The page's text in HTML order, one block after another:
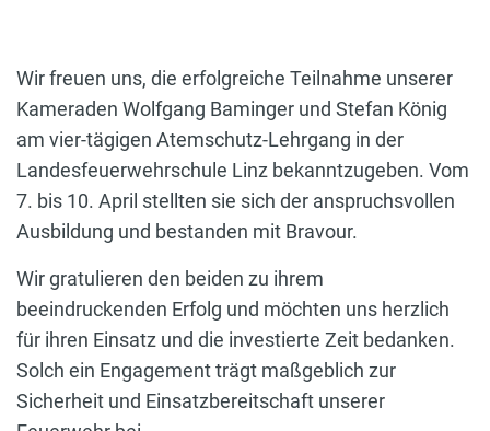
Wir freuen uns, die erfolgreiche Teilnahme unserer
Kameraden Wolfgang Baminger und Stefan König
am vier-tägigen Atemschutz-Lehrgang in der
Landesfeuerwehrschule Linz bekanntzugeben. Vom
7. bis 10. April stellten sie sich der anspruchsvollen
Ausbildung und bestanden mit Bravour.
Wir gratulieren den beiden zu ihrem
beeindruckenden Erfolg und möchten uns herzlich
für ihren Einsatz und die investierte Zeit bedanken.
Solch ein Engagement trägt maßgeblich zur
Sicherheit und Einsatzbereitschaft unserer